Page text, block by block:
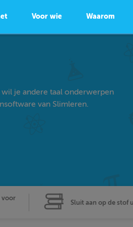
Voor wie Waarom
je andere taal onderwerpen
van Slimleren.
voor
Sluit aan op de stof